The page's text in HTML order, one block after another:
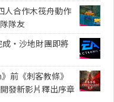
人合作木筏舟動作
隊友
成・沙地財團即將
前《刺客教條》
發新影片釋出序章